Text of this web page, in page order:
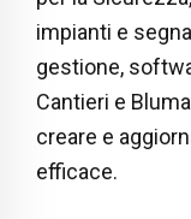
impianti e
gestione,
Cantieri e
creare e
efficace.